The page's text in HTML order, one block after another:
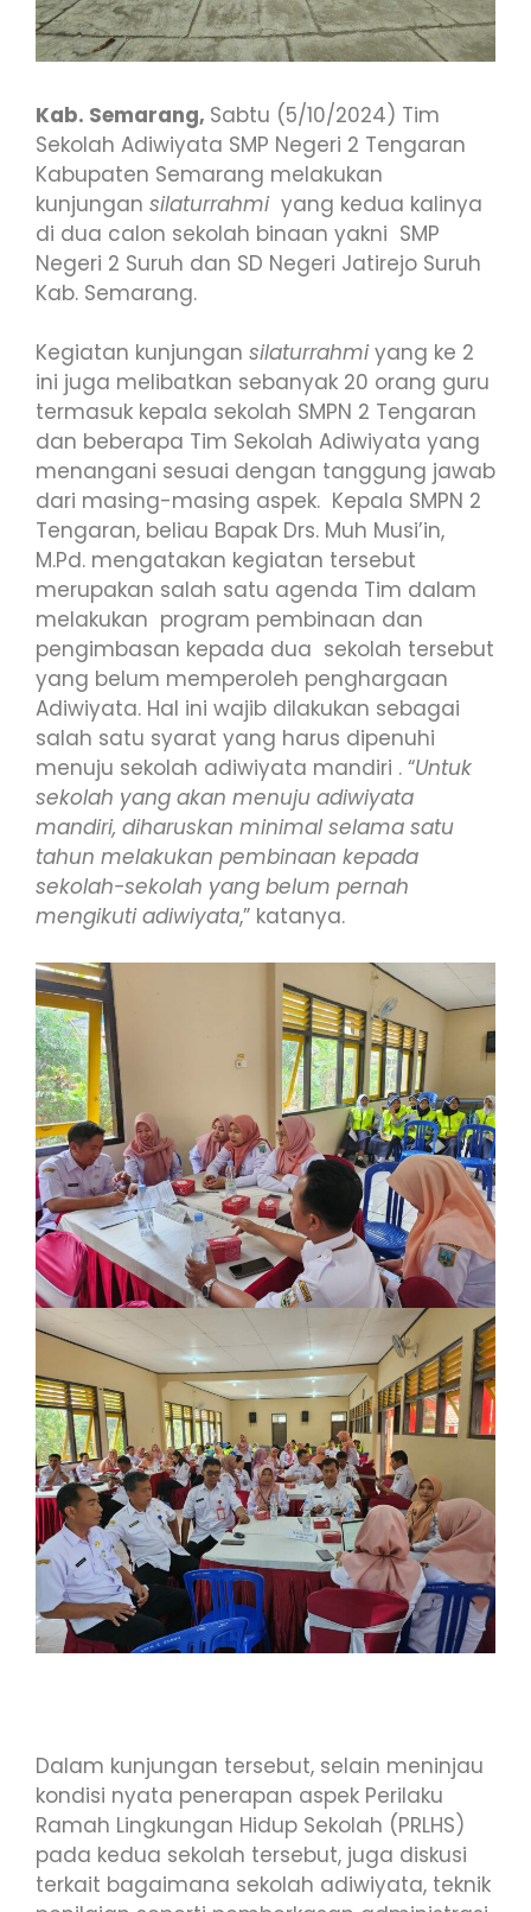
Kab. Semarang, Sabtu (5/10/2024) Tim
Sekolah Adiwiyata SMP Negeri 2 Tengaran
Kabupaten Semarang melakukan
kunjungan silaturrahmiyang kedua kalinya
di dua calon sekolah binaan yakni SMP
Negeri 2 Suruh dan SD Negeri Jatirejo Suruh
Kab. Semarang.
Kegiatan kunjungan silaturrahmiyang ke 2
ini juga melibatkan sebanyak 20 orang guru
termasuk kepala sekolah SMPN 2 Tengaran
dan beberapa Tim Sekolah Adiwiyata yang
menangani sesuai dengan tanggung jawab
dari masing-masing aspek. Kepala SMPN 2
Tengaran, beliau Bapak Drs. Muh Musi’in,
M.Pd. mengatakan kegiatan tersebut
merupakan salah satu agenda Tim dalam
melakukan program pembinaan dan
pengimbasan kepada dua sekolah tersebut
yang belum memperoleh penghargaan
Adiwiyata. Hal ini wajib dilakukan sebagai
salah satu syarat yang harus dipenuhi
menuju sekolah adiwiyata mandiri . “Untuk
sekolah yang akan menuju adiwiyata
mandiri, diharuskan minimal selama satu
tahun melakukan pembinaan kepada
sekolah-sekolah yang belum pernah
mengikuti adiwiyata,” katanya.
Dalam kunjungan tersebut, selain meninjau
kondisi nyata penerapan aspek Perilaku
Ramah Lingkungan Hidup Sekolah (PRLHS)
pada kedua sekolah tersebut, juga diskusi
terkait bagaimana sekolah adiwiyata, teknik